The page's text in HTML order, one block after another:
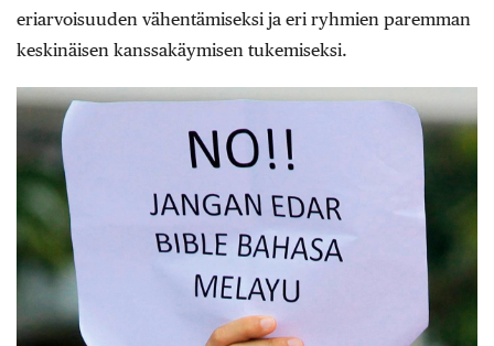
eriarvoisuuden vähentämiseksi ja eri ryhmien paremman
keskinäisen kanssakäymisen tukemiseksi.